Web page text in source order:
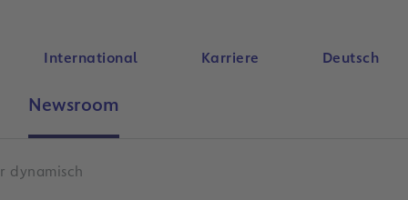
International Karriere Deutsch
Newsroom
dynamisch